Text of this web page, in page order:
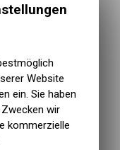
Website
ein. Sie haben
wir
kommerzielle